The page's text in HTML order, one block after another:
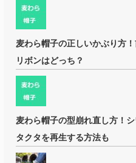
麦わら帽子の正しいかぶり方！
リボンはどっち？
麦わら帽子の型崩れ直し方！
タクタを再生する方法も